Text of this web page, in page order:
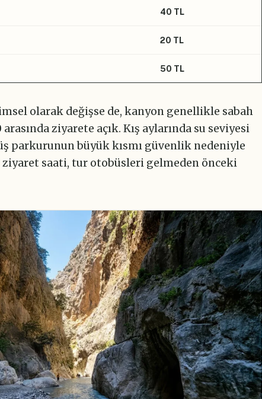
40 TL
20 TL
50 TL
olarak değişse de, kanyon genellikle sabah
arasında ziyarete açık. Kış aylarında su seviyesi
parkurunun büyük kısmı güvenlik nedeniyle
ziyaret saati, tur otobüsleri gelmeden önceki